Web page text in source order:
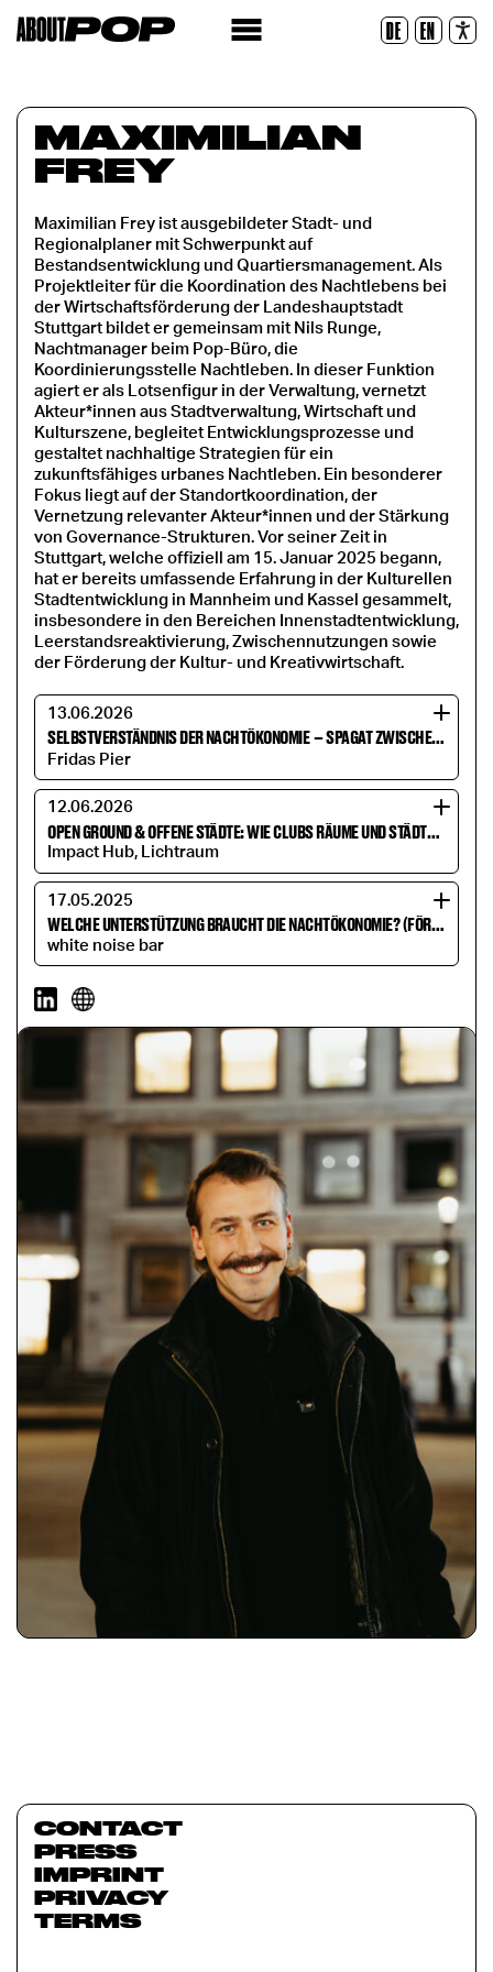
DE EN
Réinitialiser
MAXIMILIAN
FREY
Maximilian Frey ist ausgebildeter Stadt- und
Regionalplaner mit Schwerpunkt auf
Bestandsentwicklung und Quartiersmanagement. Als
Projektleiter für die Koordination des Nachtlebens bei
der Wirtschaftsförderung der Landeshauptstadt
Stuttgart bildet er gemeinsam mit Nils Runge,
Nachtmanager beim Pop-Büro, die
Koordinierungsstelle Nachtleben. In dieser Funktion
agiert er als Lotsenfigur in der Verwaltung, vernetzt
Akteur*innen aus Stadtverwaltung, Wirtschaft und
Kulturszene, begleitet Entwicklungsprozesse und
gestaltet nachhaltige Strategien für ein
zukunftsfähiges urbanes Nachtleben. Ein besonderer
Fokus liegt auf der Standortkoordination, der
Vernetzung relevanter Akteur*innen und der Stärkung
von Governance-Strukturen. Vor seiner Zeit in
Stuttgart, welche offiziell am 15. Januar 2025 begann,
hat er bereits umfassende Erfahrung in der Kulturellen
Stadtentwicklung in Mannheim und Kassel gesammelt,
insbesondere in den Bereichen Innenstadtentwicklung,
Leerstandsreaktivierung, Zwischennutzungen sowie
der Förderung der Kultur- und Kreativwirtschaft.
13.06.2026
SELBSTVERSTÄNDNIS DER NACHTÖKONOMIE–SPAGAT ZWISCHEN KULTUR UND WIRTSCHAFT
Fridas Pier
12.06.2026
OPEN GROUND & OFFENE STÄDTE: WIE CLUBS RÄUME UND STÄDTE VERÄNDERN
Impact Hub, Lichtraum
17.05.2025
WELCHE UNTERSTÜTZUNG BRAUCHT DIE NACHTÖKONOMIE? (FÖRDERUNG IM KESSEL)
white noise bar
CONTACT
PRESS
IMPRINT
PRIVACY
TERMS